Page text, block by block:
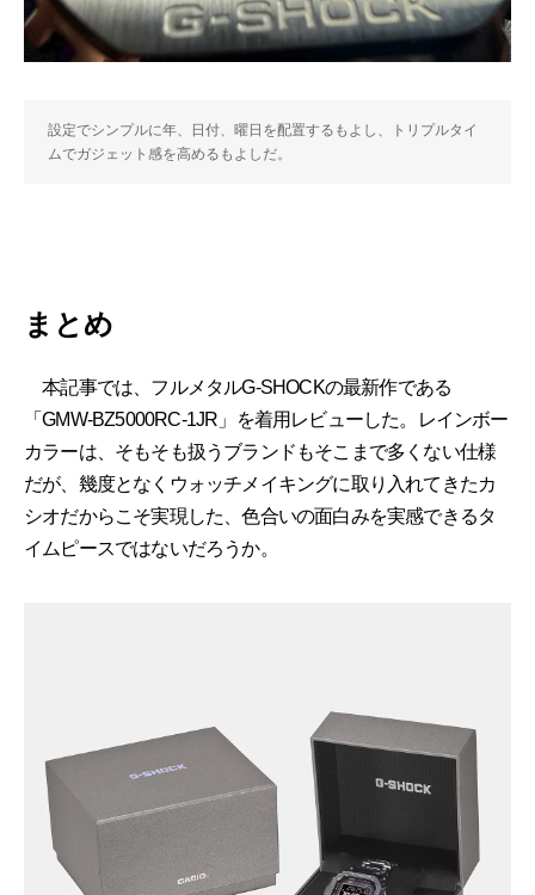
設定でシンプルに年、日付、曜日を配置するもよし、トリプルタイ
ムでガジェット感を高めるもよしだ。
まとめ
本記事では、フルメタルG-SHOCKの最新作である
「GMW-BZ5000RC-1JR」を着用レビューした。レインボー
カラーは、そもそも扱うブランドもそこまで多くない仕様
だが、幾度となくウォッチメイキングに取り入れてきたカ
シオだからこそ実現した、色合いの面白みを実感できるタ
イムピースではないだろうか。